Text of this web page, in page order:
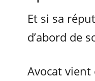
Et si sa
d’abord de
Avocat